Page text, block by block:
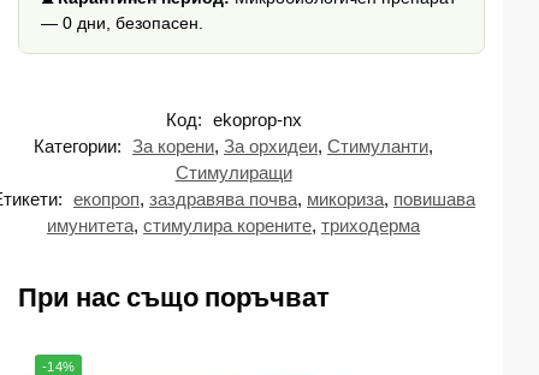
— 0 дни, безопасен.
Код: ekoprop-nx
Категории: За корени, За орхидеи, Стимуланти,
Стимулиращи
екопроп, заздравява почва, микориза, повишава
имунитета, стимулира корените, триходерма
При нас също поръчват
-14%